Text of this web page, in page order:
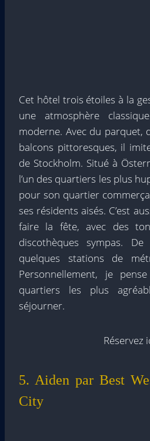
Cet hôtel trois étoiles à la
une atmosphère
moderne. Avec du parquet,
balcons pittoresques, il
de Stockholm. Situé à
l’un des quartiers les plus
pour son quartier
ses résidents aisés. C’est
faire la fête, avec des
discothèques sympas.
quelques stations de
Personnellement, je
quartiers les plus
séjourner.
Réservez
5. Aiden par Best
City